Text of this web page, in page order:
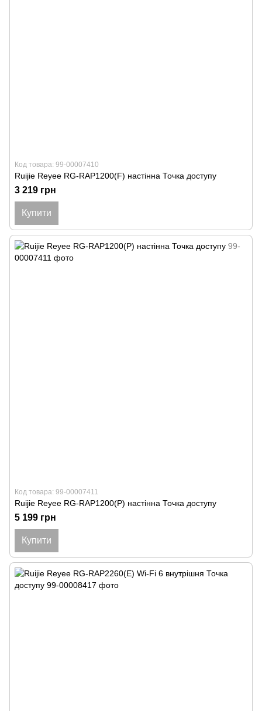
Код товара: 99-00007410
Ruijie Reyee RG-RAP1200(F) настінна Точка доступу
3 219 грн
Купити
Код товара: 99-00007411
Ruijie Reyee RG-RAP1200(P) настінна Точка доступу
5 199 грн
Купити